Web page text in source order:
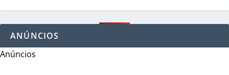
ANÚNCIOS
Anúncios